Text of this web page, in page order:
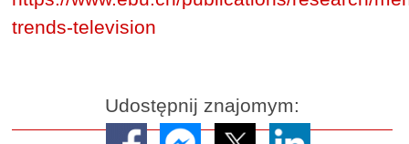
trends-television
Udostępnij znajomym: